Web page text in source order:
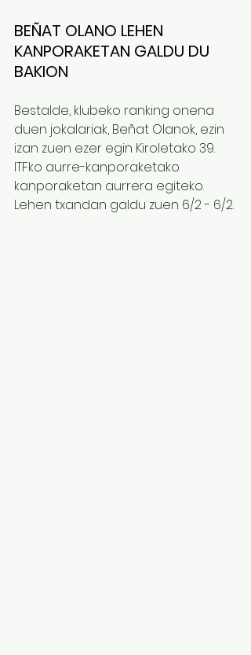
BEÑAT OLANO LEHEN
KANPORAKETAN GALDU DU
BAKION
Bestalde, klubeko ranking onena
duen jokalariak, Beñat Olanok, ezin
izan zuen ezer egin Kiroletako 39.
ITFko aurre-kanporaketako
kanporaketan aurrera egiteko.
Lehen txandan galdu zuen 6/2 - 6/2.